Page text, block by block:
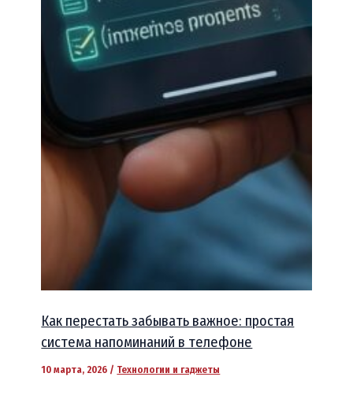
Как перестать забывать важное: простая
система напоминаний в телефоне
10 марта, 2026 / Технологии и гаджеты